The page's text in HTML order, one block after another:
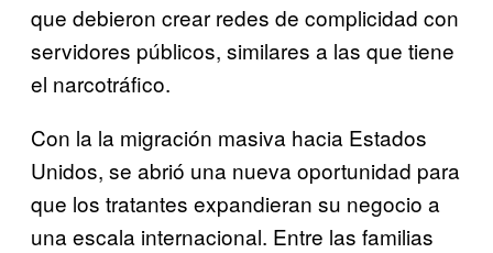
que debieron crear redes de complicidad con
servidores públicos, similares a las que tiene
el narcotráfico.
Con la la migración masiva hacia Estados
Unidos, se abrió una nueva oportunidad para
que los tratantes expandieran su negocio a
una escala internacional. Entre las familias